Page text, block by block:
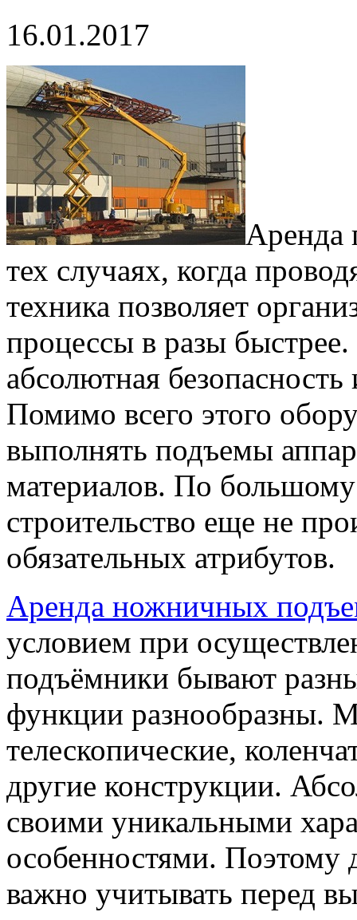
16.01.2017
Аренда
тех случаях, когда
техника позволяет
процессы в разы
абсолютная
Помимо всего этого
выполнять подъемы
материалов. По
строительство еще не
обязательных атрибутов.
Аренда ножничных
условием при
подъёмники бывают
функции разнообразны.
телескопические,
другие конструкции.
своими уникальными
особенностями. Поэтому
важно учитывать перед